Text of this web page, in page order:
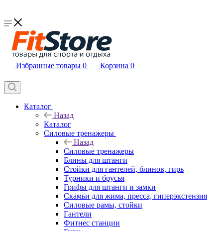
Избранные товары 0 Корзина 0
Каталог
Назад
Каталог
Силовые тренажеры
Назад
Силовые тренажеры
Блины для штанги
Стойки для гантелей, блинов, гирь
Турники и брусья
Грифы для штанги и замки
Скамьи для жима, пресса, гиперэкстензия
Силовые рамы, стойки
Гантели
Фитнес станции